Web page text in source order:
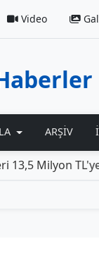
Video
ARŞIV
TL'ye Yükseldi